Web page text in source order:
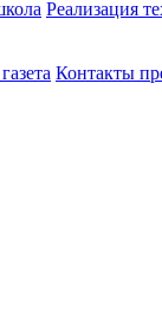
Реализация
Контакты